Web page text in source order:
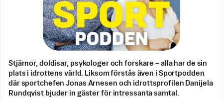
Stjärnor, doldisar, psykologer och forskare – alla har de sin
plats i idrottens värld. Liksom förstås även i Sportpodden
där sportchefen Jonas Arnesen och idrottsprofilen Danijela
Rundqvist bjuder in gäster för intressanta samtal.